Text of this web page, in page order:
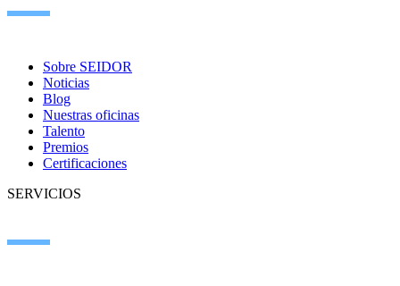
Sobre SEIDOR
Noticias
Blog
Nuestras oficinas
Talento
Premios
Certificaciones
SERVICIOS